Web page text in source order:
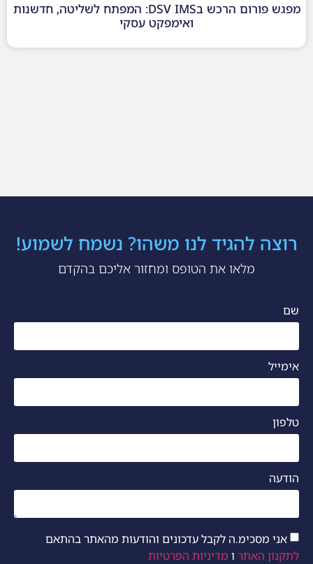
מפגש פורום הרכש בDSV IMS: המפתח לשליטה, חדשנות
ואימפקט עסקי
רוצה להגיד לנו משהו? נשמח לשמוע!
מלאו את הטופס ומחזור אליכם בהקדם
שם
אימייל
טלפון
הודעה
אני מסכימ.ה לקבל עדכונים והודעות מהאתר בהתאם
לתקנון האתר ו מדיניות הפרטיות